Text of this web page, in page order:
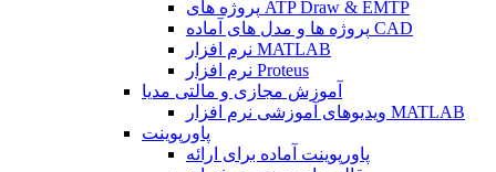
پروژه های ATP Draw & EMTP
پروژه ها و مدل های آماده CAD
نرم افزار MATLAB
نرم افزار Proteus
آموزش مجازی و مالتی مدیا
ویدیوهای آموزشی نرم افزار MATLAB
پاورپوینت
پاورپوینت آماده برای ارائه